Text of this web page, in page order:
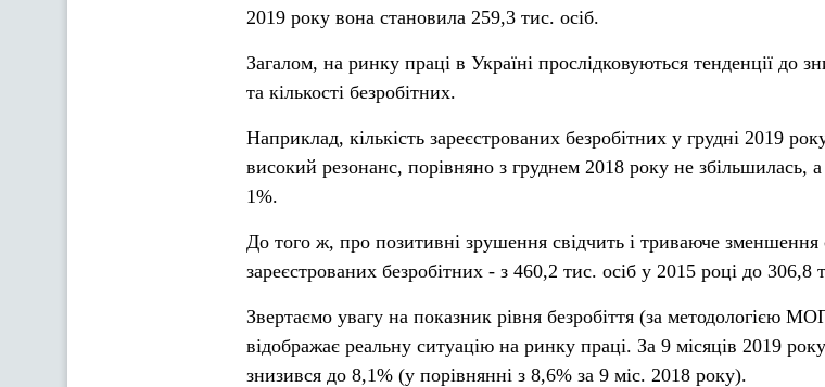
2019 року вона становила 259,3 тис. осіб.
Загалом, на ринку праці в Україні прослідковуються тенденції до
та кількості безробітних.
Наприклад, кількість зареєстрованих безробітних у грудні 2019
високий резонанс, порівняно з груднем 2018 року не збільшилась,
1%.
До того ж, про позитивні зрушення свідчить і триваюче зменшення
зареєстрованих безробітних - з 460,2 тис. осіб у 2015 році до 306,8
Звертаємо увагу на показник рівня безробіття (за методологією
відображає реальну ситуацію на ринку праці. За 9 місяців 2019 року
знизився до 8,1% (у порівнянні з 8,6% за 9 міс. 2018 року).